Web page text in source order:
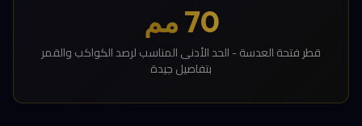
70 مم
قطر فتحة العدسة - الحد الأدنى المناسب لرصد الكواكب والقمر
بتفاصيل جيدة